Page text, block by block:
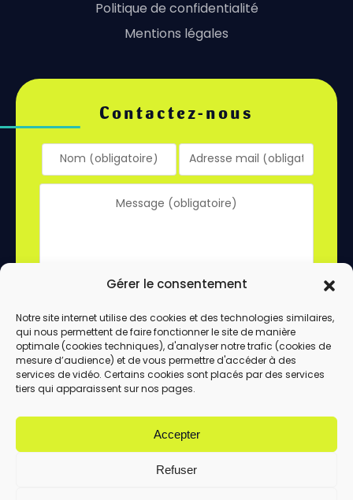
Gérer le consentement
Notre site internet utilise des cookies et des technologies similaires,
qui nous permettent de faire fonctionner le site de manière
optimale (cookies techniques), d'analyser notre trafic (cookies de
mesure d’audience) et de vous permettre d'accéder à des
services de vidéo. Certains cookies sont placés par des services
tiers qui apparaissent sur nos pages.
Accepter
Refuser
Politique de confidentialité
Mentions légales
Contactez-nous
En utilisant ce formulaire, vous acceptez le
stockage et le traitement de vos données
par ce site.